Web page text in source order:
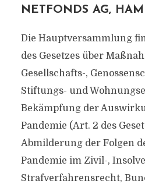
NETFONDS AG,
Die Hauptversammlung
des Gesetzes über
Gesellschafts-,
Stiftungs- und
Bekämpfung der
Pandemie (Art. 2 des
Abmilderung der Folgen
Pandemie im Zivil-,
Strafverfahrensrecht,